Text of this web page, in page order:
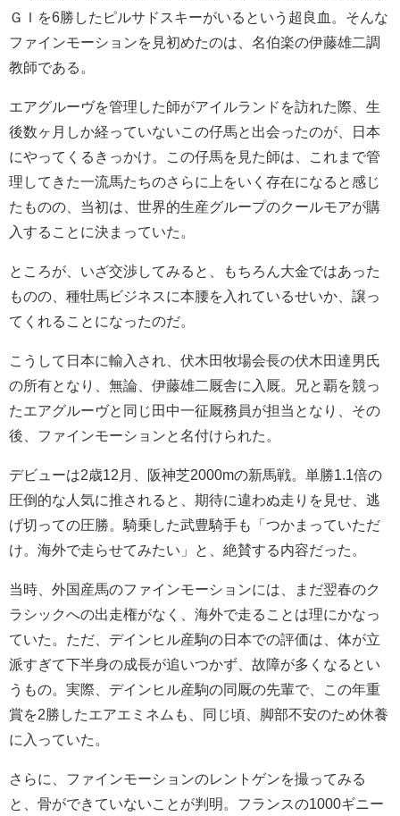
ＧＩを6勝したピルサドスキーがいるという超良血。そんな
ファインモーションを見初めたのは、名伯楽の伊藤雄二調
教師である。
エアグルーヴを管理した師がアイルランドを訪れた際、生
後数ヶ月しか経っていないこの仔馬と出会ったのが、日本
にやってくるきっかけ。この仔馬を見た師は、これまで管
理してきた一流馬たちのさらに上をいく存在になると感じ
たものの、当初は、世界的生産グループのクールモアが購
入することに決まっていた。
ところが、いざ交渉してみると、もちろん大金ではあった
ものの、種牡馬ビジネスに本腰を入れているせいか、譲っ
てくれることになったのだ。
こうして日本に輸入され、伏木田牧場会長の伏木田達男氏
の所有となり、無論、伊藤雄二厩舎に入厩。兄と覇を競っ
たエアグルーヴと同じ田中一征厩務員が担当となり、その
後、ファインモーションと名付けられた。
デビューは2歳12月、阪神芝2000mの新馬戦。単勝1.1倍の
圧倒的な人気に推されると、期待に違わぬ走りを見せ、逃
げ切っての圧勝。騎乗した武豊騎手も「つかまっていただ
け。海外で走らせてみたい」と、絶賛する内容だった。
当時、外国産馬のファインモーションには、まだ翌春のク
ラシックへの出走権がなく、海外で走ることは理にかなっ
ていた。ただ、デインヒル産駒の日本での評価は、体が立
派すぎて下半身の成長が追いつかず、故障が多くなるとい
うもの。実際、デインヒル産駒の同厩の先輩で、この年重
賞を2勝したエアエミネムも、同じ頃、脚部不安のため休養
に入っていた。
さらに、ファインモーションのレントゲンを撮ってみる
と、骨ができていないことが判明。フランスの1000ギニー